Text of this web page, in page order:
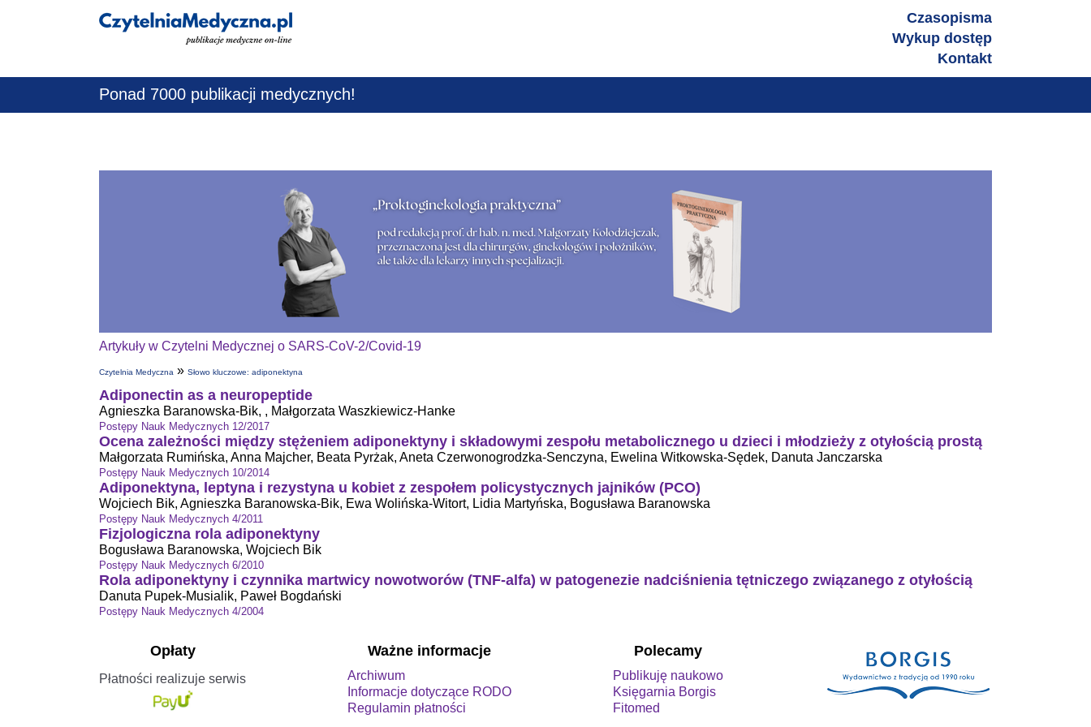
Jestem lekarzem, farmaceutą lub osobą prowadzącą obrót produktami leczniczymi
Czasopisma
Wykup dostęp
Kontakt
Ponad 7000 publikacji medycznych!
Artykuły w Czytelni Medycznej o SARS-CoV-2/Covid-19
Czytelnia Medyczna » Słowo kluczowe: adiponektyna
Adiponectin as a neuropeptide
Agnieszka Baranowska-Bik, , Małgorzata Waszkiewicz-Hanke
Postępy Nauk Medycznych 12/2017
Ocena zależności między stężeniem adiponektyny i składowymi zespołu metabolicznego u dzieci i młodzieży z otyłością prostą
Małgorzata Rumińska, Anna Majcher, Beata Pyrżak, Aneta Czerwonogrodzka-Senczyna, Ewelina Witkowska-Sędek, Danuta Janczarska
Postępy Nauk Medycznych 10/2014
Adiponektyna, leptyna i rezystyna u kobiet z zespołem policystycznych jajników (PCO)
Wojciech Bik, Agnieszka Baranowska-Bik, Ewa Wolińska-Witort, Lidia Martyńska, Bogusława Baranowska
Postępy Nauk Medycznych 4/2011
Fizjologiczna rola adiponektyny
Bogusława Baranowska, Wojciech Bik
Postępy Nauk Medycznych 6/2010
Rola adiponektyny i czynnika martwicy nowotworów (TNF-alfa) w patogenezie nadciśnienia tętniczego związanego z otyłością
Danuta Pupek-Musialik, Paweł Bogdański
Postępy Nauk Medycznych 4/2004
Opłaty
Płatności realizuje serwis
Ważne informacje
Archiwum
Informacje dotyczące RODO
Regulamin płatności
Polecamy
Publikuję naukowo
Księgarnia Borgis
Fitomed